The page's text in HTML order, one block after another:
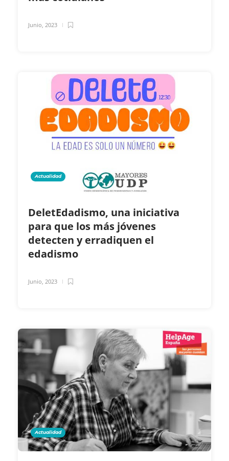
Junio, 2023
Actualidad
DeletEdadismo, una iniciativa
para que los más jóvenes
detecten y erradiquen el
edadismo
Junio, 2023
Actualidad